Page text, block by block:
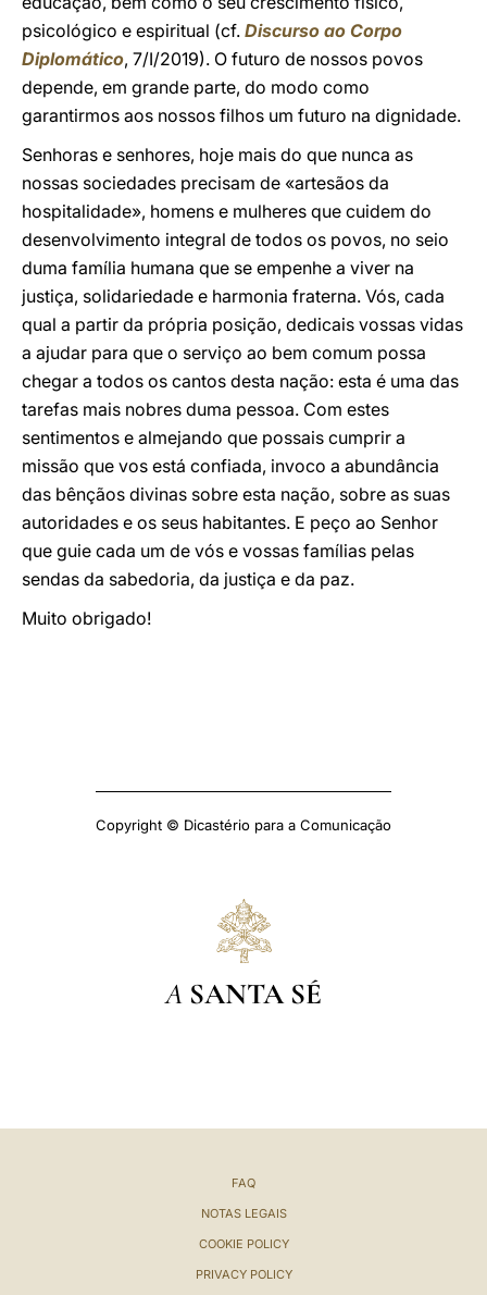
psicológico e espiritual (cf. Discurso ao Corpo
Diplomático, 7/I/2019). O futuro de nossos povos
depende, em grande parte, do modo como
garantirmos aos nossos filhos um futuro na dignidade.
Senhoras e senhores, hoje mais do que nunca as
nossas sociedades precisam de «artesãos da
hospitalidade», homens e mulheres que cuidem do
desenvolvimento integral de todos os povos, no seio
duma família humana que se empenhe a viver na
justiça, solidariedade e harmonia fraterna. Vós, cada
qual a partir da própria posição, dedicais vossas vidas
a ajudar para que o serviço ao bem comum possa
chegar a todos os cantos desta nação: esta é uma das
tarefas mais nobres duma pessoa. Com estes
sentimentos e almejando que possais cumprir a
missão que vos está confiada, invoco a abundância
das bênçãos divinas sobre esta nação, sobre as suas
autoridades e os seus habitantes. E peço ao Senhor
que guie cada um de vós e vossas famílias pelas
sendas da sabedoria, da justiça e da paz.
Muito obrigado!
Copyright © Dicastério para a Comunicação
A SANTA SÉ
FAQ
NOTAS LEGAIS
COOKIE POLICY
PRIVACY POLICY